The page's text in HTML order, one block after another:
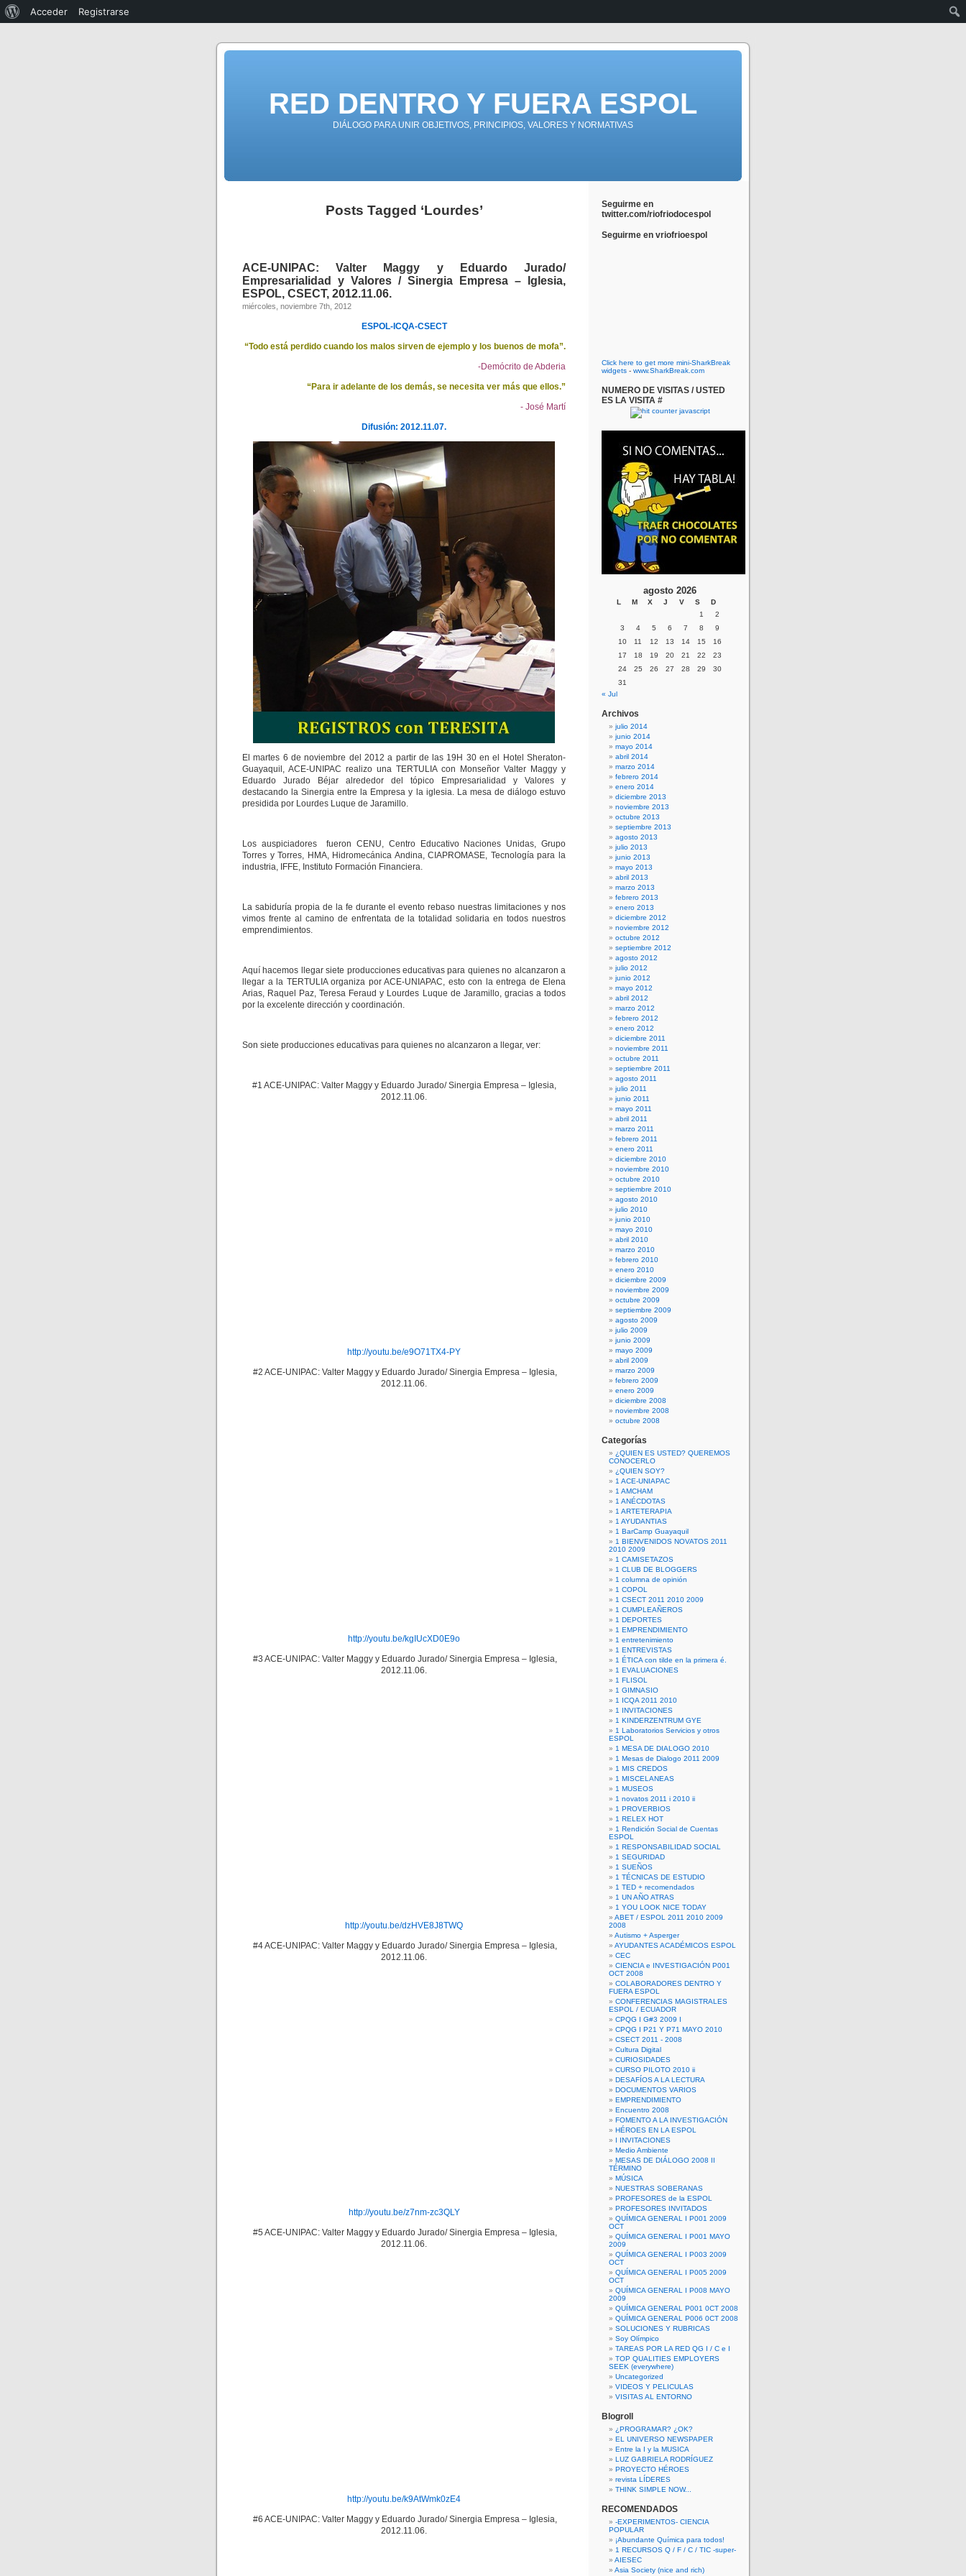
RED DENTRO Y FUERA ESPOL
DIÁLOGO PARA UNIR OBJETIVOS, PRINCIPIOS, VALORES Y NORMATIVAS
Posts Tagged ‘Lourdes’
ACE-UNIPAC: Valter Maggy y Eduardo Jurado/
Empresarialidad y Valores / Sinergia Empresa – Iglesia,
ESPOL, CSECT, 2012.11.06.
miércoles, noviembre 7th, 2012
ESPOL-ICQA-CSECT
“Todo está perdido cuando los malos sirven de ejemplo y los buenos de mofa”.
-Demócrito de Abderia
“Para ir adelante de los demás, se necesita ver más que ellos.”
- José Martí
Difusión: 2012.11.07.
El martes 6 de noviembre del 2012 a partir de las 19H 30 en el Hotel Sheraton-
Guayaquil, ACE-UNIPAC realizo una TERTULIA con Monseñor Valter Maggy y
Eduardo Jurado Béjar alrededor del tópico Empresarialidad y Valores y
destacando la Sinergia entre la Empresa y la iglesia. La mesa de diálogo estuvo
presidida por Lourdes Luque de Jaramillo.
Los auspiciadores fueron CENU, Centro Educativo Naciones Unidas, Grupo
Torres y Torres, HMA, Hidromecánica Andina, CIAPROMASE, Tecnología para la
industria, IFFE, Instituto Formación Financiera.
La sabiduría propia de la fe durante el evento rebaso nuestras limitaciones y nos
vimos frente al camino de enfrentata de la totalidad solidaria en todos nuestros
emprendimientos.
Aquí hacemos llegar siete producciones educativas para quienes no alcanzaron a
llegar a la TERTULIA organiza por ACE-UNIAPAC, esto con la entrega de Elena
Arias, Raquel Paz, Teresa Feraud y Lourdes Luque de Jaramillo, gracias a todos
por la excelente dirección y coordinación.
Son siete producciones educativas para quienes no alcanzaron a llegar, ver:
#1 ACE-UNIPAC: Valter Maggy y Eduardo Jurado/ Sinergia Empresa – Iglesia,
2012.11.06.
http://youtu.be/e9O71TX4-PY
#2 ACE-UNIPAC: Valter Maggy y Eduardo Jurado/ Sinergia Empresa – Iglesia,
2012.11.06.
http://youtu.be/kgIUcXD0E9o
#3 ACE-UNIPAC: Valter Maggy y Eduardo Jurado/ Sinergia Empresa – Iglesia,
2012.11.06.
http://youtu.be/dzHVE8J8TWQ
#4 ACE-UNIPAC: Valter Maggy y Eduardo Jurado/ Sinergia Empresa – Iglesia,
2012.11.06.
http://youtu.be/z7nm-zc3QLY
#5 ACE-UNIPAC: Valter Maggy y Eduardo Jurado/ Sinergia Empresa – Iglesia,
2012.11.06.
http://youtu.be/k9AtWmk0zE4
#6 ACE-UNIPAC: Valter Maggy y Eduardo Jurado/ Sinergia Empresa – Iglesia,
2012.11.06.
Seguirme en
twitter.com/riofriodocespol
Seguirme en vriofrioespol
Click here to get more mini-SharkBreak
widgets - www.SharkBreak.com
NUMERO DE VISITAS / USTED
ES LA VISITA #
agosto 2026
L M X J V S
D
1
2
3
4 5 6 7 8
9
10
11 12 13 14 15
16
17
18 19 20 21 22
23
24
25 26 27 28 29
30
31
« Jul
Archivos
julio 2014
junio 2014
mayo 2014
abril 2014
marzo 2014
febrero 2014
enero 2014
diciembre 2013
noviembre 2013
octubre 2013
septiembre 2013
agosto 2013
julio 2013
junio 2013
mayo 2013
abril 2013
marzo 2013
febrero 2013
enero 2013
diciembre 2012
noviembre 2012
octubre 2012
septiembre 2012
agosto 2012
julio 2012
junio 2012
mayo 2012
abril 2012
marzo 2012
febrero 2012
enero 2012
diciembre 2011
noviembre 2011
octubre 2011
septiembre 2011
agosto 2011
julio 2011
junio 2011
mayo 2011
abril 2011
marzo 2011
febrero 2011
enero 2011
diciembre 2010
noviembre 2010
octubre 2010
septiembre 2010
agosto 2010
julio 2010
junio 2010
mayo 2010
abril 2010
marzo 2010
febrero 2010
enero 2010
diciembre 2009
noviembre 2009
octubre 2009
septiembre 2009
agosto 2009
julio 2009
junio 2009
mayo 2009
abril 2009
marzo 2009
febrero 2009
enero 2009
diciembre 2008
noviembre 2008
octubre 2008
Categorías
¿QUIEN ES USTED? QUEREMOS
CONOCERLO
¿QUIEN SOY?
1 ACE-UNIAPAC
1 AMCHAM
1 ANÉCDOTAS
1 ARTETERAPIA
1 AYUDANTIAS
1 BarCamp Guayaquil
1 BIENVENIDOS NOVATOS 2011
2010 2009
1 CAMISETAZOS
1 CLUB DE BLOGGERS
1 columna de opinión
1 COPOL
1 CSECT 2011 2010 2009
1 CUMPLEAÑEROS
1 DEPORTES
1 EMPRENDIMIENTO
1 entretenimiento
1 ENTREVISTAS
1 ÉTICA con tilde en la primera é.
1 EVALUACIONES
1 FLISOL
1 GIMNASIO
1 ICQA 2011 2010
1 INVITACIONES
1 KINDERZENTRUM GYE
1 Laboratorios Servicios y otros
ESPOL
1 MESA DE DIALOGO 2010
1 Mesas de Dialogo 2011 2009
1 MIS CREDOS
1 MISCELANEAS
1 MUSEOS
1 novatos 2011 i 2010 ii
1 PROVERBIOS
1 RELEX HOT
1 Rendición Social de Cuentas
ESPOL
1 RESPONSABILIDAD SOCIAL
1 SEGURIDAD
1 SUEÑOS
1 TÉCNICAS DE ESTUDIO
1 TED + recomendados
1 UN AÑO ATRAS
1 YOU LOOK NICE TODAY
ABET / ESPOL 2011 2010 2009
2008
Autismo + Asperger
AYUDANTES ACADÉMICOS ESPOL
CEC
CIENCIA e INVESTIGACIÓN P001
OCT 2008
COLABORADORES DENTRO Y
FUERA ESPOL
CONFERENCIAS MAGISTRALES
ESPOL / ECUADOR
CPQG I G#3 2009 I
CPQG I P21 Y P71 MAYO 2010
CSECT 2011 - 2008
Cultura Digital
CURIOSIDADES
CURSO PILOTO 2010 ii
DESAFÍOS A LA LECTURA
DOCUMENTOS VARIOS
EMPRENDIMIENTO
Encuentro 2008
FOMENTO A LA INVESTIGACIÓN
HÉROES EN LA ESPOL
I INVITACIONES
Medio Ambiente
MESAS DE DIÁLOGO 2008 II
TÉRMINO
MÚSICA
NUESTRAS SOBERANAS
PROFESORES de la ESPOL
PROFESORES INVITADOS
QUÍMICA GENERAL I P001 2009
OCT
QUÍMICA GENERAL I P001 MAYO
2009
QUÍMICA GENERAL I P003 2009
OCT
QUÍMICA GENERAL I P005 2009
OCT
QUÍMICA GENERAL I P008 MAYO
2009
QUÍMICA GENERAL P001 0CT 2008
QUÍMICA GENERAL P006 0CT 2008
SOLUCIONES Y RUBRICAS
Soy Olímpico
TAREAS POR LA RED QG I / C e I
TOP QUALITIES EMPLOYERS
SEEK (everywhere)
Uncategorized
VIDEOS Y PELICULAS
VISITAS AL ENTORNO
Blogroll
¿PROGRAMAR? ¿OK?
EL UNIVERSO NEWSPAPER
Entre la I y la MUSICA
LUZ GABRIELA RODRÍGUEZ
PROYECTO HÉROES
revista LÍDERES
THINK SIMPLE NOW...
RECOMENDADOS
-EXPERIMENTOS- CIENCIA
POPULAR
¡Abundante Química para todos!
1 RECURSOS Q / F / C / TIC -super-
AIESEC
Asia Society (nice and rich)
Acceder Registrarse